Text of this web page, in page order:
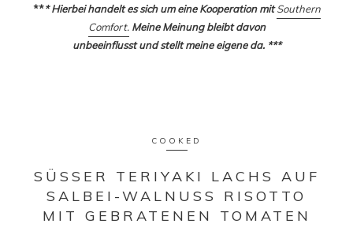
*** Hierbei handelt es sich um eine Kooperation mitSouthern
Comfort.Meine Meinung bleibt davon
unbeeinflusst und stellt meine eigene da. ***
COOKED
SÜSSER TERIYAKI LACHS AUF
SALBEI-WALNUSS RISOTTO
MIT GEBRATENEN TOMATEN